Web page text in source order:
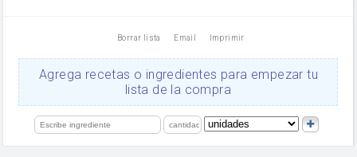
Ajos
orégano
limón
Borrar lista Email Imprimir
Agrega recetas o ingredientes para empezar tu
lista de la compra